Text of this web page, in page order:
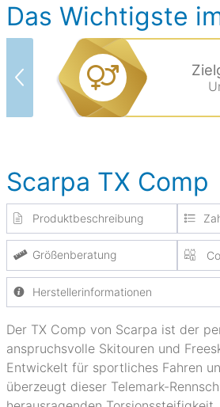
Das Wichtigste
Scarpa TX Comp
Produktbeschreibung
Größenberatung
Herstellerinformationen
Der TX Comp von Scarpa ist der
anspruchsvolle Skitouren und
Entwickelt für sportliches Fahren
überzeugt dieser Telemark-